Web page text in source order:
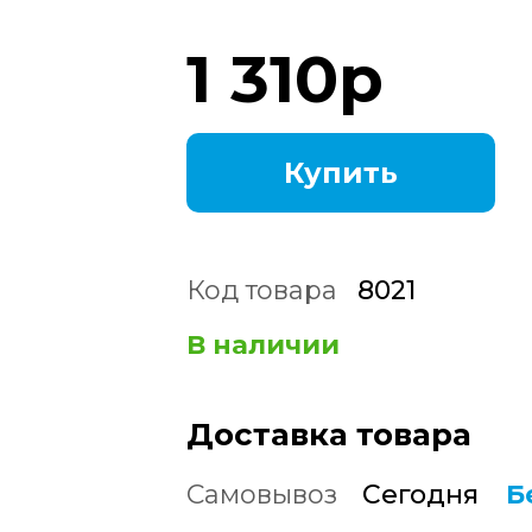
1 310р
Купить
Код товара
8021
В наличии
Доставка товара
Самовывоз Сегодня